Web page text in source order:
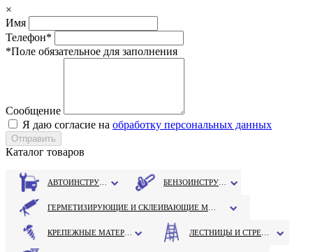
×
Имя
Телефон*
*Поле обязательное для заполнения
Сообщение
Я даю согласие на обработку персональных данных
Каталог товаров